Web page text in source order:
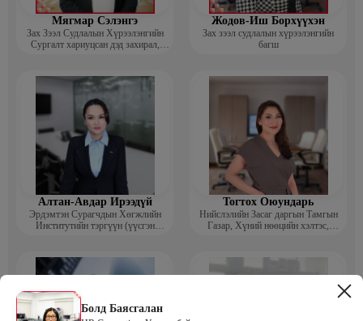
Болд Баясгалан
Мягмар Сэлэнгэ
Зах Зээл Судлалын Хүрээлэнгийн
Сургалт хариуцсан дэд захирал,
Жодов-Иш Борхүүхэн
Зах зээл судлалын хүрээлэнгийн
багш
Алтан-Авдар Ирээдүй
Эрдэмтэн Сурагчдын Хөгжлийн
Институтийн тэргүүн (үүсгэн
Тогтох Оюундарь
Нийслэлийн Засаг даргын Тамгын
Газар, Хүний нөөцийн хэлтэс,